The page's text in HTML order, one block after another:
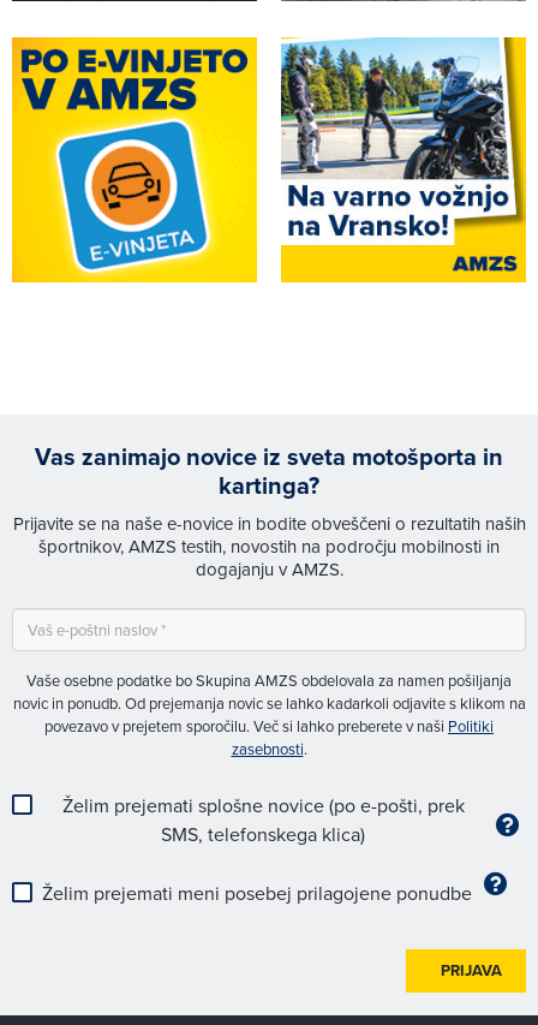
Vas zanimajo novice iz sveta motošporta in
kartinga?
Prijavite se na naše e-novice in bodite obveščeni o rezultatih naših
športnikov, AMZS testih, novostih na področju mobilnosti in
dogajanju v AMZS.
Vaše osebne podatke bo Skupina AMZS obdelovala za namen pošiljanja
novic in ponudb. Od prejemanja novic se lahko kadarkoli odjavite s klikom na
povezavo v prejetem sporočilu. Več si lahko preberete v naši Politiki
zasebnosti.
Želim prejemati splošne novice (po e-pošti, prek
SMS, telefonskega klica)
Želim prejemati meni posebej prilagojene ponudbe
PRIJAVA